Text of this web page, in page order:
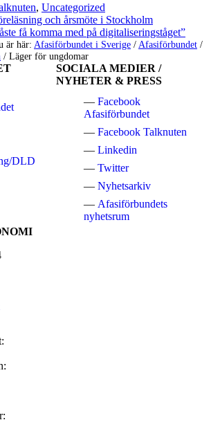
, Uncategorized
och årsmöte i Stockholm
få komma med på digitaliseringståget”
är här: Afasiförbundet i Sverige / Afasiförbundet /
/ Läger för ungdomar
DLD
SOCIALA MEDIER /
NYHETER & PRESS
Facebook
Afasiförbundet
Facebook Talknuten
Linkedin
Twitter
Nyhetsarkiv
Afasiförbundets
nyhetsrum